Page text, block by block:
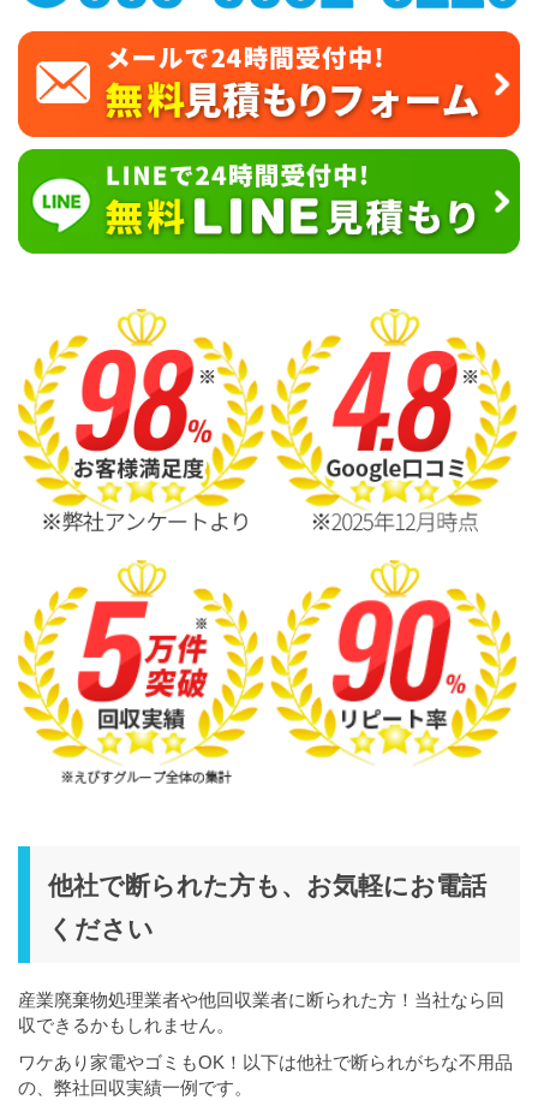
他社で断られた方も、お気軽にお電話
ください
産業廃棄物処理業者や他回収業者に断られた方！当社なら回
収できるかもしれません。
ワケあり家電やゴミもOK！以下は他社で断られがちな不用品
の、弊社回収実績一例です。